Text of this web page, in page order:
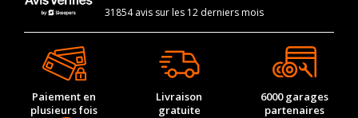
31854 avis sur les 12 derniers mois
Paiement en
plusieurs fois
Livraison
gratuite
6000 garages
partenaires